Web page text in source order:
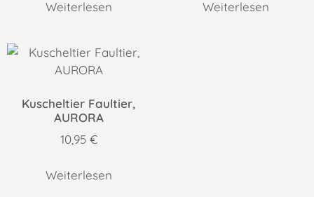
Weiterlesen Weiterlesen
Kuscheltier Faultier,
AURORA
10,95 €
Weiterlesen